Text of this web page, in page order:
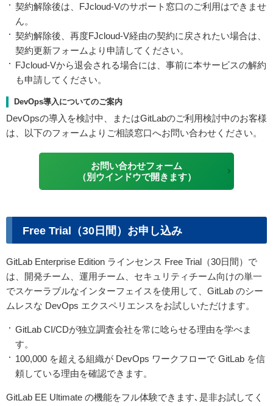
契約解除後は、FJcloud-Vのサポート窓口のご利用はできませ
ん。
契約解除後、再度FJcloud-V経由の契約に戻されたい場合は、
契約更新フォームより申請してください。
FJcloud-Vから退会される場合には、事前に本サービスの解約
も申請してください。
DevOps導入についてのご案内
DevOpsの導入を検討中、またはGitLabのご利用検討中のお客様
は、以下のフォームよりご相談窓口へお問い合わせください。
お問い合わせフォーム
（別ウインドウで開きます）
Free Trial（30日間）お申し込み
GitLab Enterprise Edition ラインセンス Free Trial（30日間）で
は、開発チーム、運用チーム、セキュリティチーム向けの単一
でスケーラブルなインターフェイスを使用して、GitLab のシー
ムレスな DevOps エクスペリエンスをお試しいただけます。
GitLab CI/CDが独立調査会社を常に唸らせる理由を学べま
す。
100,000 を超える組織が DevOps ワークフローで GitLab を信
頼している理由を確認できます。
GitLab EE Ultimate の機能をフル体験できます､是非お試してく